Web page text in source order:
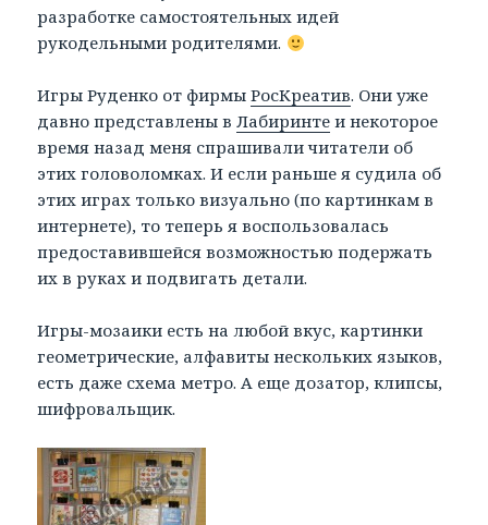
разработке самостоятельных идей
рукодельными родителями.
Игры Руденко от фирмыРосКреатив. Они уже
давно представлены вЛабиринте и некоторое
время назад меня спрашивали читатели об
этих головоломках. И если раньше я судила об
этих играх только визуально (по картинкам в
интернете), то теперь я воспользовалась
предоставившейся возможностью подержать
их в руках и подвигать детали.
Игры-мозаики есть на любой вкус, картинки
геометрические, алфавиты нескольких языков,
есть даже схема метро. А еще дозатор, клипсы,
шифровальщик.